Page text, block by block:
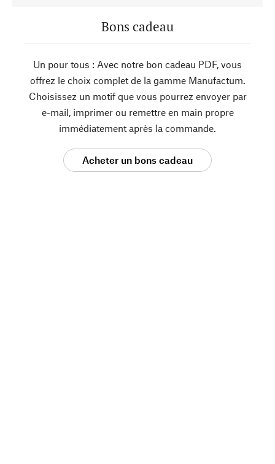
Bons cadeau
Un pour tous : Avec notre bon cadeau PDF, vous
offrez le choix complet de la gamme Manufactum.
Choisissez un motif que vous pourrez envoyer par
e-mail, imprimer ou remettre en main propre
immédiatement après la commande.
Acheter un bons cadeau